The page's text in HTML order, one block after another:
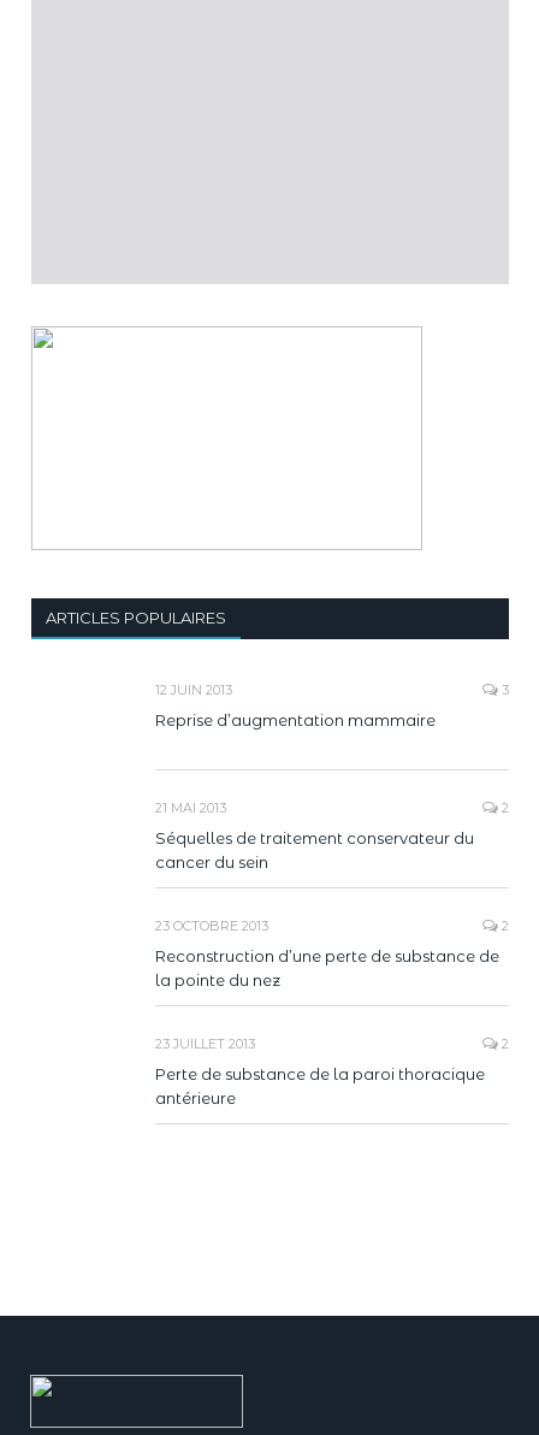
ARTICLES POPULAIRES
12 JUIN 2013 3
Reprise d’augmentation mammaire
21 MAI 2013 2
Séquelles de traitement conservateur du
cancer du sein
23 OCTOBRE 2013 2
Reconstruction d’une perte de substance de
la pointe du nez
23 JUILLET 2013 2
Perte de substance de la paroi thoracique
antérieure